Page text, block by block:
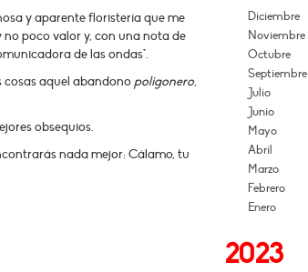
y aparente floristería que me
poco valor y, con una nota de
de las ondas*.
aquel abandonopoligonero,
obsequios.
nada mejor: Cálamo, tu
Diciembre
Noviembre
Octubre
Septiembre
Julio
Junio
Mayo
Abril
Marzo
Febrero
Enero
2023